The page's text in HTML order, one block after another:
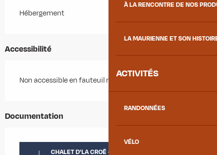
À LA RENCONTRE DE NOS
LA MAURIENNE ET SON
ACTIVITÉS
RANDONNÉES
VÉLO
Hébergement
Accessibilité
Non accessible en fauteuil roulant
Documentation
CHALET D'LA CROË - REFUGE DES AIGUILLES